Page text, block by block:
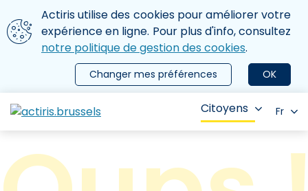
Aller au contenu principal
Nous utilisons des cookies
Actiris utilise des cookies pour améliorer votre
expérience en ligne. Pour plus d'info, consultez
notre politique de gestion des cookies.
OK
Changer mes préférences
le menu
Citoyens Fr